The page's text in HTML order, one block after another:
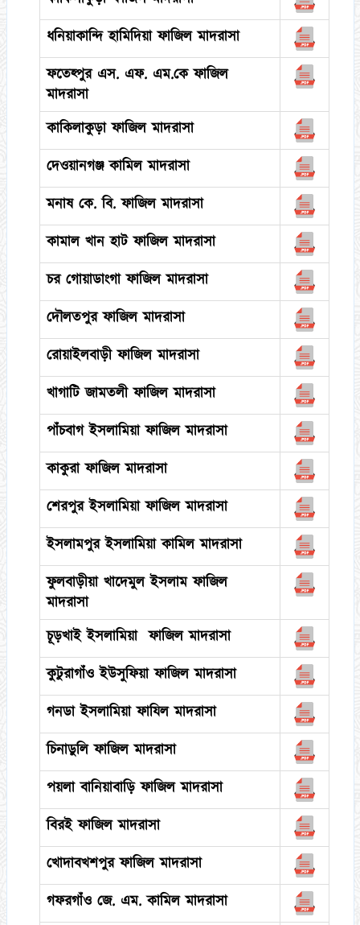
ধনিয়াকান্দি হামিদিয়া ফাজিল মাদরাসা
ফতেহ্পুর এস. এফ. এম.কে ফাজিল
মাদরাসা
কাকিলাকুড়া ফাজিল মাদরাসা
দেওয়ানগঞ্জ কামিল মাদরাসা
মনাষ কে. বি. ফাজিল মাদরাসা
কামাল খান হাট ফাজিল মাদরাসা
চর গোয়াডাংগা ফাজিল মাদরাসা
দৌলতপুর ফাজিল মাদরাসা
রোয়াইলবাড়ী ফাজিল মাদরাসা
খাগাটি জামতলী ফাজিল মাদরাসা
পাঁচবাগ ইসলামিয়া ফাজিল মাদরাসা
কাকুরা ফাজিল মাদরাসা
শেরপুর ইসলামিয়া ফাজিল মাদরাসা
ইসলামপুর ইসলামিয়া কামিল মাদরাসা
ফুলবাড়ীয়া খাদেমুল ইসলাম ফাজিল
মাদরাসা
চূড়খাই ইসলামিয়া ফাজিল মাদরাসা
কুটুরাগাঁও ইউসুফিয়া ফাজিল মাদরাসা
গনডা ইসলামিয়া ফাযিল মাদরাসা
চিনাডুলি ফাজিল মাদরাসা
পয়লা বানিয়াবাড়ি ফাজিল মাদরাসা
বিরই ফাজিল মাদরাসা
খোদাবখশপুর ফাজিল মাদরাসা
গফরগাঁও জে. এম. কামিল মাদরাসা